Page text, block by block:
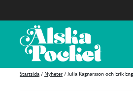
Startsida / Nyheter /Julia Ragnarsson och Erik